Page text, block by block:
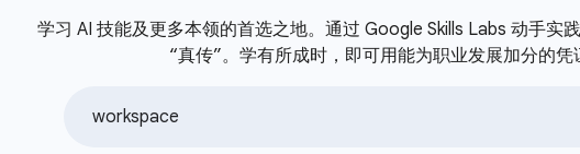
学习 AI 技能及更多本领的首选之地。通过 Google Skills Labs 动手实
“真传”。学有所成时，即可用能为职业发展加分的凭